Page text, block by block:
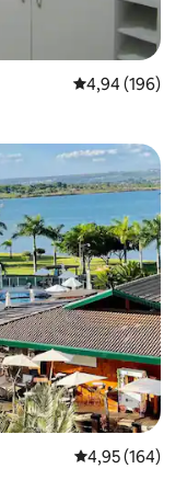
4,94 de uma
4,94 (196)
4,95 de uma
4,95 (164)